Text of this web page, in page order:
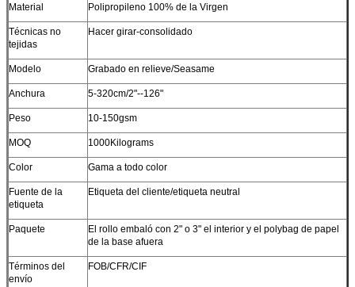
Material Polipropileno 100% de la Virgen
Técnicas no
tejidas
Hacer girar-consolidado
Modelo Grabado en relieve/Seasame
Anchura 5-320cm/2"--126"
Peso 10-150gsm
MOQ 1000Kilograms
Color Gama a todo color
Fuente de la
etiqueta
Etiqueta del cliente/etiqueta neutral
Paquete
El rollo embaló con 2" o 3" el interior y el polybag de papel
de la base afuera
Términos del
envío
FOB/CFR/CIF